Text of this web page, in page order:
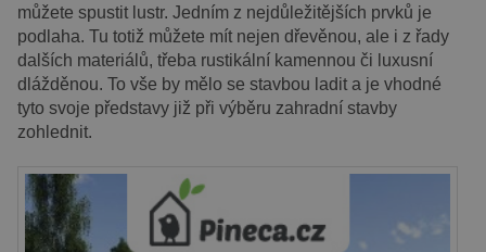
můžete spustit lustr. Jedním z nejdůležitějších prvků je
podlaha. Tu totiž můžete mít nejen dřevěnou, ale i z řady
dalších materiálů, třeba rustikální kamennou či luxusní
dlážděnou. To vše by mělo se stavbou ladit a je vhodné
tyto svoje představy již při výběru zahradní stavby
zohlednit.